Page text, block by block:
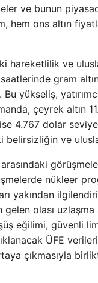
ve bunun
hem ons altın
hareketlilik ve
gram
yükseliş,
çeyrek altın
4.767 dolar
ve
nükleer
yakından
gelen olası
eğilimi, güvenli
ÜFE
çıkmasıyla